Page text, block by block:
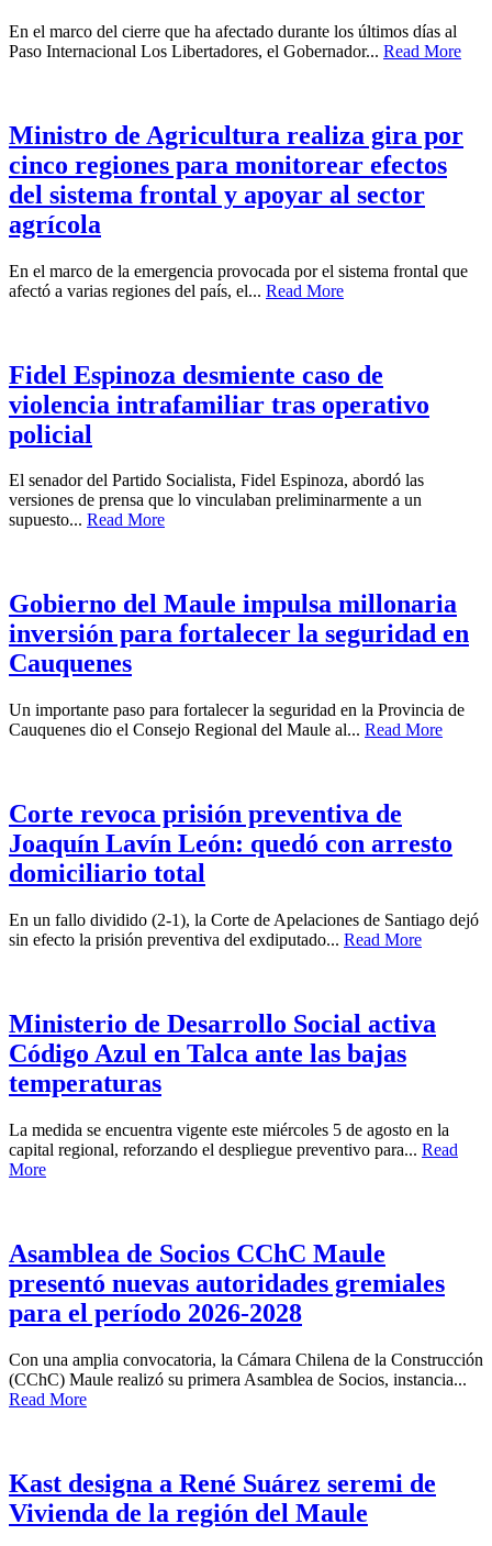
En el marco del cierre que ha afectado durante los últimos días al
Paso Internacional Los Libertadores, el Gobernador... Read More
Ministro de Agricultura realiza gira por
cinco regiones para monitorear efectos
del sistema frontal y apoyar al sector
agrícola
En el marco de la emergencia provocada por el sistema frontal que
afectó a varias regiones del país, el... Read More
Fidel Espinoza desmiente caso de
violencia intrafamiliar tras operativo
policial
El senador del Partido Socialista, Fidel Espinoza, abordó las
versiones de prensa que lo vinculaban preliminarmente a un
supuesto... Read More
Gobierno del Maule impulsa millonaria
inversión para fortalecer la seguridad en
Cauquenes
Un importante paso para fortalecer la seguridad en la Provincia de
Cauquenes dio el Consejo Regional del Maule al... Read More
Corte revoca prisión preventiva de
Joaquín Lavín León: quedó con arresto
domiciliario total
En un fallo dividido (2-1), la Corte de Apelaciones de Santiago dejó
sin efecto la prisión preventiva del exdiputado... Read More
Ministerio de Desarrollo Social activa
Código Azul en Talca ante las bajas
temperaturas
La medida se encuentra vigente este miércoles 5 de agosto en la
capital regional, reforzando el despliegue preventivo para... Read
More
Asamblea de Socios CChC Maule
presentó nuevas autoridades gremiales
para el período 2026-2028
Con una amplia convocatoria, la Cámara Chilena de la Construcción
(CChC) Maule realizó su primera Asamblea de Socios, instancia...
Read More
Kast designa a René Suárez seremi de
Vivienda de la región del Maule